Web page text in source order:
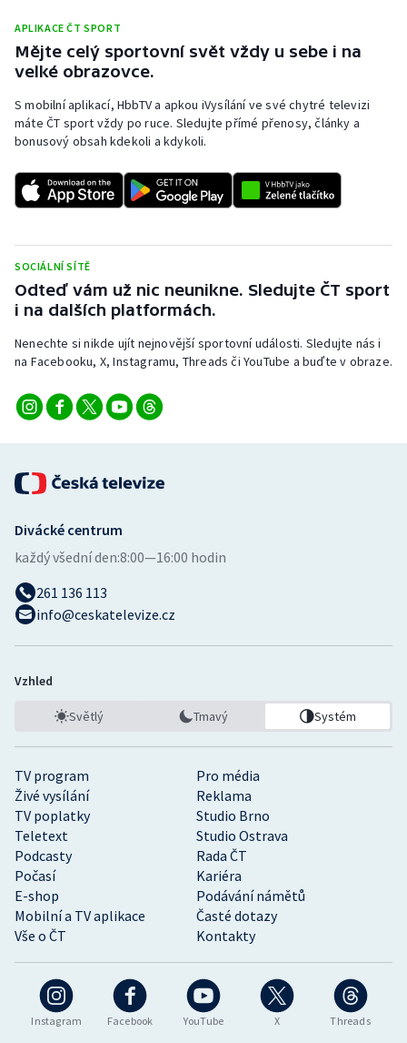
Ragby
Rychlobruslení
Rychlostní kanoistika
Short track
Sportovní střelba
Stolní tenis
Triatlon
Vodní slalom
Volejbal
APLIKACE ČT SPORT
Mějte celý sportovní svět vždy u sebe i na
velké obrazovce.
S mobilní aplikací, HbbTV a apkou iVysílání ve své chytré televizi
máte ČT sport vždy po ruce. Sledujte přímé přenosy, články a
bonusový obsah kdekoli a kdykoli.
SOCIÁLNÍ SÍTĚ
Odteď vám už nic neunikne. Sledujte ČT sport
i na dalších platformách.
Nenechte si nikde ujít nejnovější sportovní události. Sledujte nás i
na Facebooku, X, Instagramu, Threads či YouTube a buďte v obraze.
Instagram Facebook YouTube X Threads
TV program
Pro média
Živé vysílání
Reklama
TV poplatky
Studio Brno
Teletext
Studio Ostrava
Podcasty
Rada ČT
Počasí
Kariéra
E-shop
Podávání námětů
Mobilní a TV aplikace
Časté dotazy
Vše o ČT
Kontakty
Divácké centrum
každý všední den:8:00—16:00 hodin
261 136 113
info@ceskatelevize.cz
Vzhled
Světlý Tmavý Systém